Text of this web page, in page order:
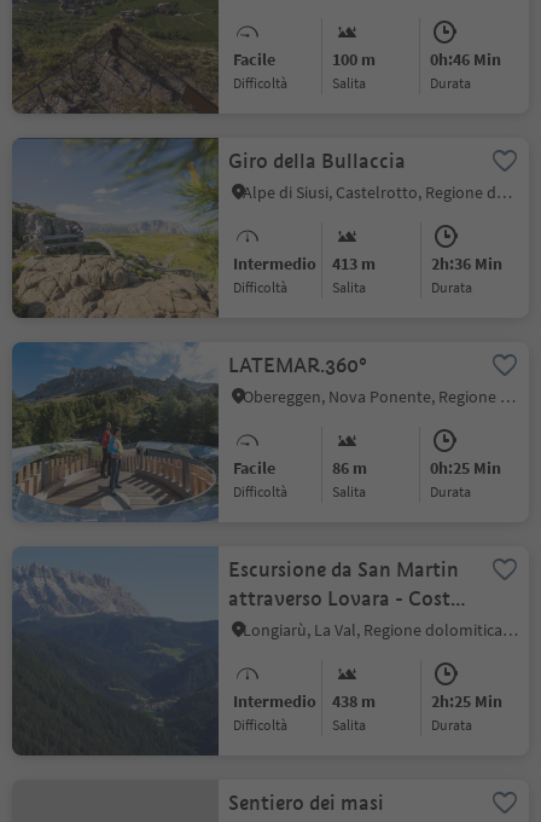
Facile
Difficoltà
100 m
Salita
0h:46 Min
durata
Giro della Bullaccia
Alpe di Siusi, Castelrotto, Regione dolomitica Alpe di Siusi
Intermedio
Difficoltà
413 m
Salita
2h:36 Min
durata
LATEMAR.360°
Obereggen, Nova Ponente, Regione dolomitica Val d'Ega
Facile
Difficoltà
86 m
Salita
0h:25 Min
durata
Escursione da San Martin
attraverso Lovara - Costa
fino a La Valle
Longiarù, La Val, Regione dolomitica Alta Badia
Intermedio
Difficoltà
438 m
Salita
2h:25 Min
durata
Sentiero dei masi